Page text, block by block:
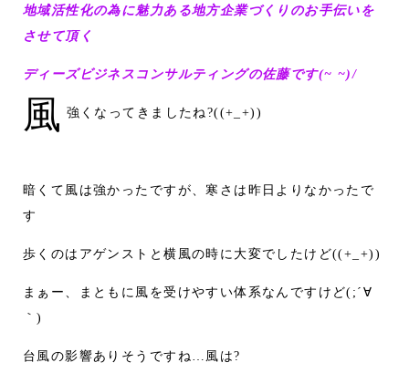
地域活性化の為に魅力ある地方企業づくりのお手伝いを
させて頂く
ディーズビジネスコンサルティングの佐藤です(~ ~)/
風 強くなってきましたね?((+_+))
暗くて風は強かったですが、寒さは昨日よりなかったで
す
歩くのはアゲンストと横風の時に大変でしたけど((+_+))
まぁー、まともに風を受けやすい体系なんですけど(;´∀
｀)
台風の影響ありそうですね…風は?